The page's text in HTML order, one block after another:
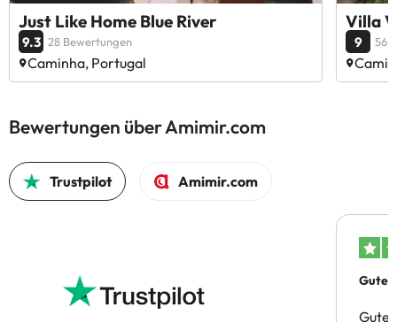
Just Like Home Blue River
9.3 28 Bewertungen
Caminha, Portugal
Villa
9 56
Bewertungen über Amimir.com
Trustpilot Amimir.com
Gutes
Gute